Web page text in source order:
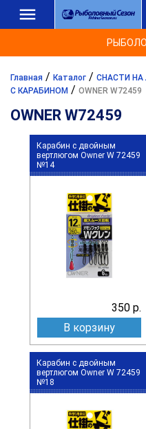
Главная / Каталог / СНАСТИ НА
С КАРАБИНОМ / OWNER W72459
OWNER W72459
Карабин с двойным
вертлюгом Owner W 72459
№14
350 р.
В корзину
Карабин с двойным
вертлюгом Owner W 72459
№18